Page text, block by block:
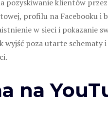
pozyskiwanie klientów
profilu na Facebooku i
w sieci i pokazanie
wyjść poza utarte
na